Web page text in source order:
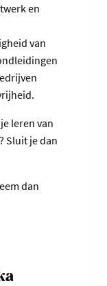
en
van
leren van
Sluit je dan
dan